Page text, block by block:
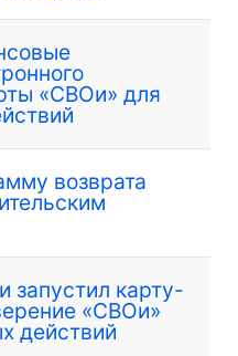
«СВОи» для
возврата
карту-
«СВОи»
действий